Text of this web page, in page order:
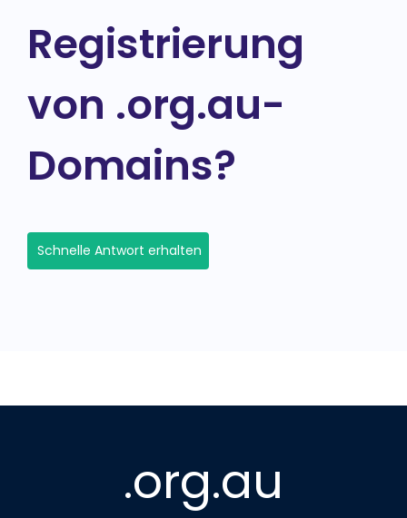
Registrierung
von .org.au-
Domains?
Schnelle Antwort erhalten
.org.au